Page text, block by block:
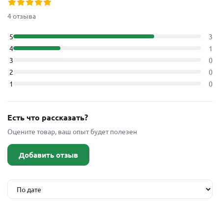
4 отзыва
5
3
4
1
3
0
2
0
1
0
Есть что рассказать?
Оцените товар, ваш опыт будет полезен
Добавить отзыв